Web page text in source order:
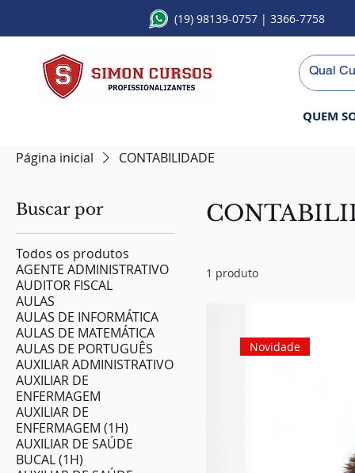
(19) 98139-0757 | 3366-7758
QUEM
Página inicial CONTABILIDADE
Buscar por
Todos os produtos
AGENTE ADMINISTRATIVO
AUDITOR FISCAL
AULAS
AULAS DE INFORMÁTICA
AULAS DE MATEMÁTICA
AULAS DE PORTUGUÊS
AUXILIAR ADMINISTRATIVO
AUXILIAR DE
ENFERMAGEM
AUXILIAR DE
ENFERMAGEM (1H)
AUXILIAR DE SAÚDE
BUCAL (1H)
1 produto
Novidade